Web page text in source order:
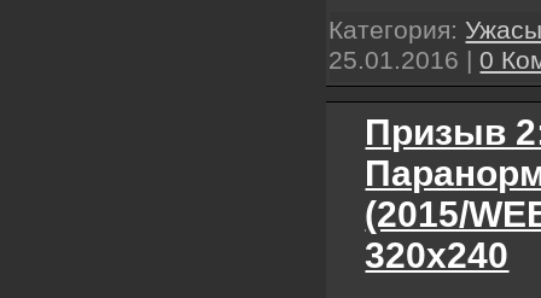
Категория:
25.01.2016 | 0
Призыв
(2015/
320х240